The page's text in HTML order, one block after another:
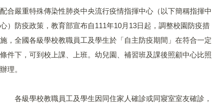
配合嚴重特殊傳染性肺炎中央流行疫情指揮中心（以下簡稱指揮中
心）防疫政策，教育部宣布自111年10月13日起，調整校園防疫措
施，全國各級學校教職員工及學生於「自主防疫期間」在符合一定
條件下，可到校上課、上班。幼兒園、補習班及課後照顧中心比照
辦理。
各級學校教職員工及學生因同住家人確診或同寢室室友確診，